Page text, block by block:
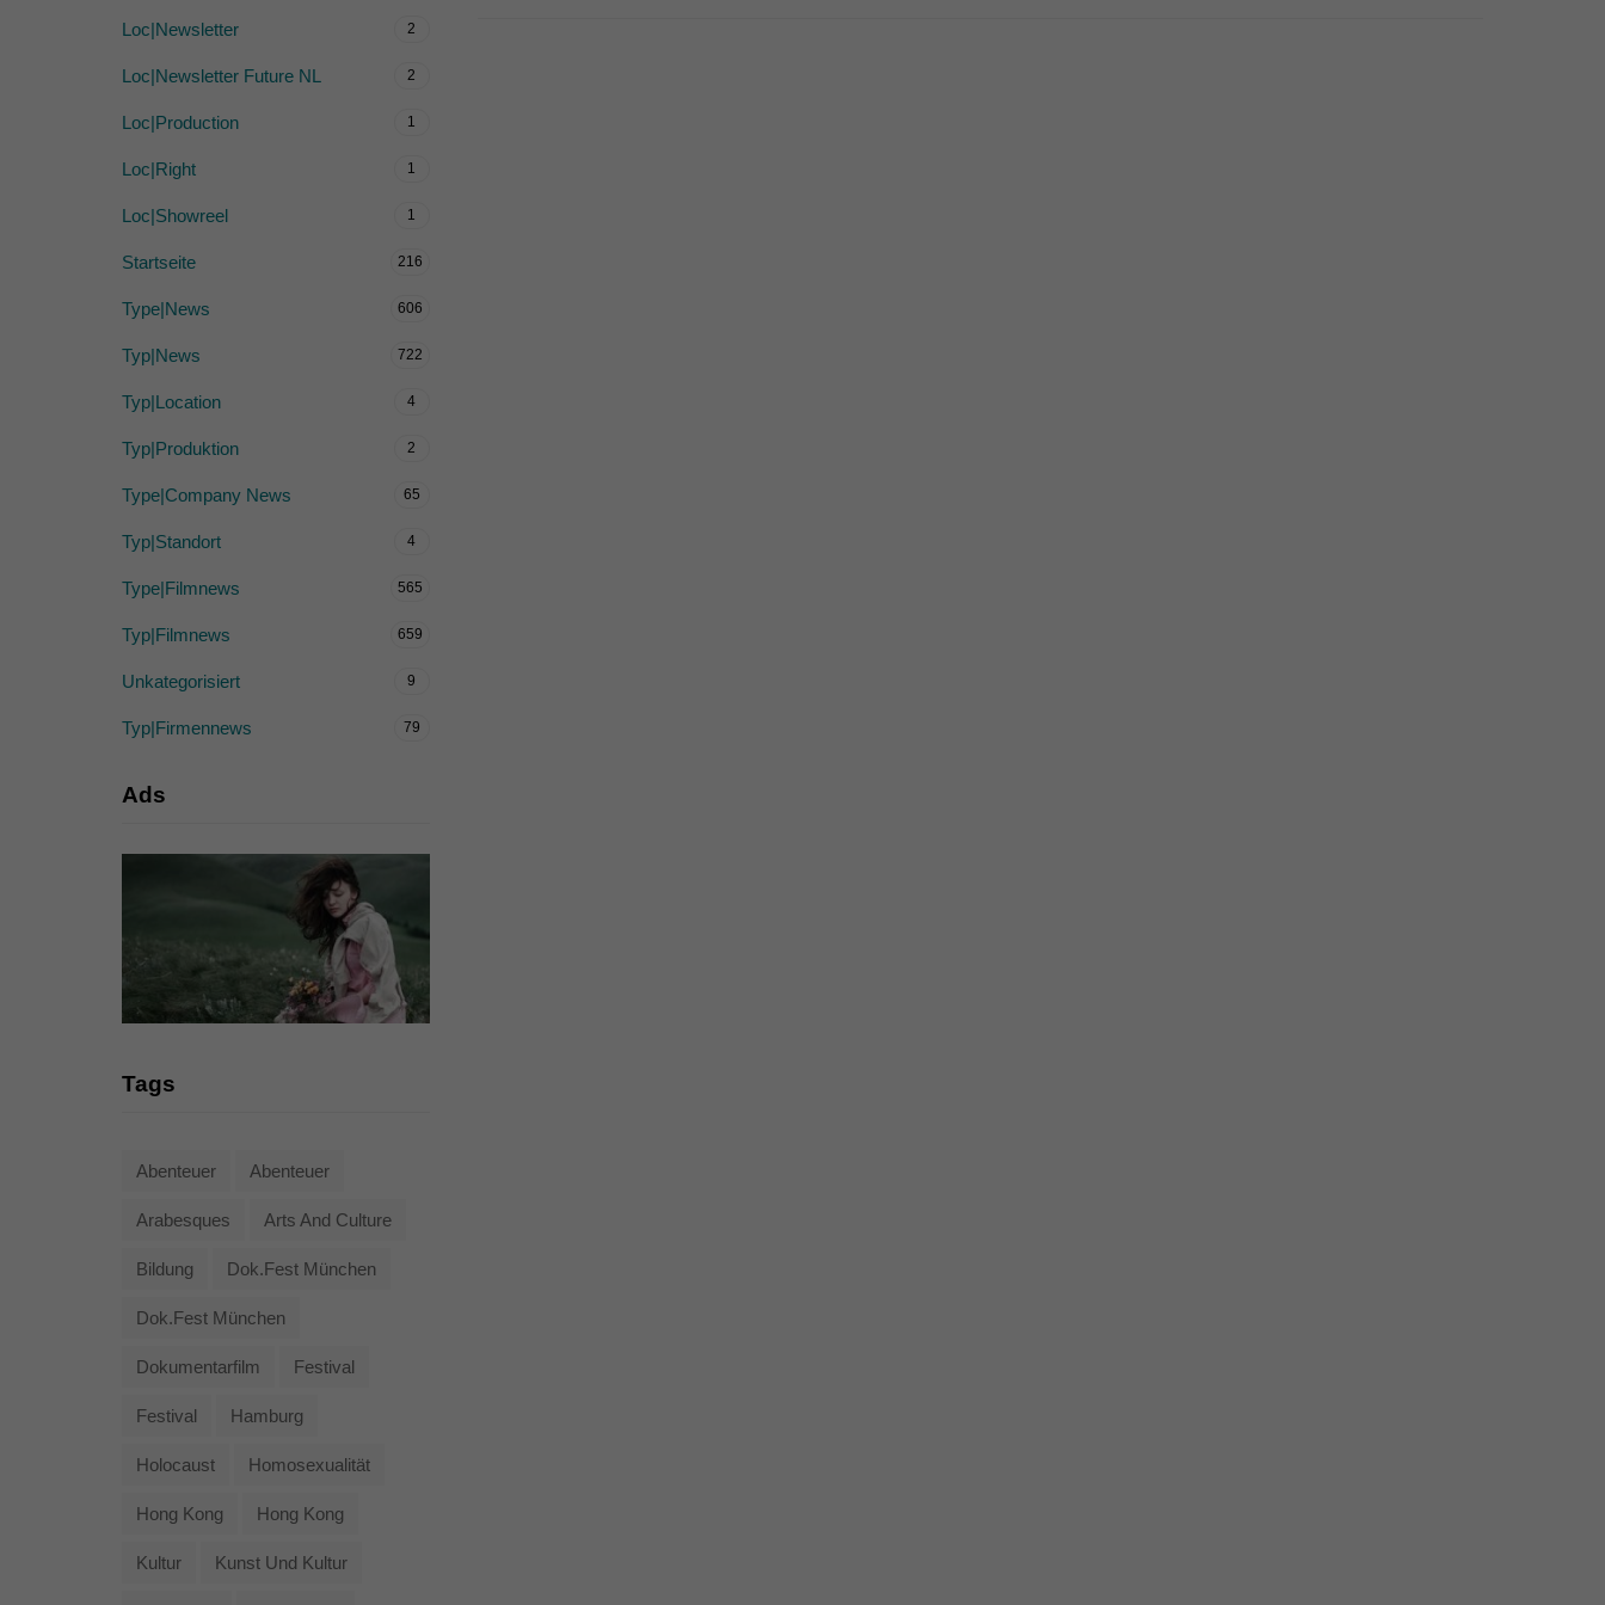
Loc|Newsletter 2
Loc|Newsletter Future NL 2
Loc|Production 1
Loc|Right 1
Loc|Showreel 1
Startseite 216
Type|News 606
Typ|News 722
Typ|Location 4
Typ|Produktion 2
Type|Company News 65
Typ|Standort 4
Type|Filmnews 565
Typ|Filmnews 659
Unkategorisiert 9
Typ|Firmennews 79
Ads
Tags
Abenteuer Abenteuer
Arabesques Arts And Culture
Bildung Dok.fest München
Dok.fest München
Dokumentarfilm Festival
Festival Hamburg
Holocaust Homosexualität
Hong Kong Hong Kong
Kultur Kunst Und Kultur